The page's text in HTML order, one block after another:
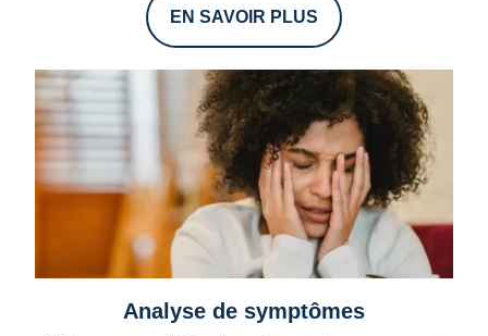
EN SAVOIR PLUS
Analyse de symptômes